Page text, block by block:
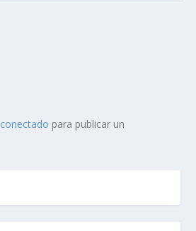
conectado para publicar un